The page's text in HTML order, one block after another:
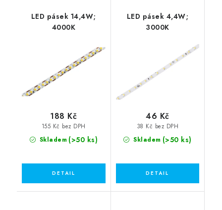
LED pásek 14,4W;
4000K
Skladem (>50 ks)
155 Kč bez DPH
188 Kč
LED pásek 4,4W;
3000K
Skladem (>50 ks)
38 Kč bez DPH
46 Kč